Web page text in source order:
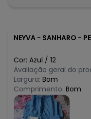
NEYVA - SANHARO - PE
Cor: Azul / 12
Avaliação geral do
Largura: Bom
Comprimento: Bom